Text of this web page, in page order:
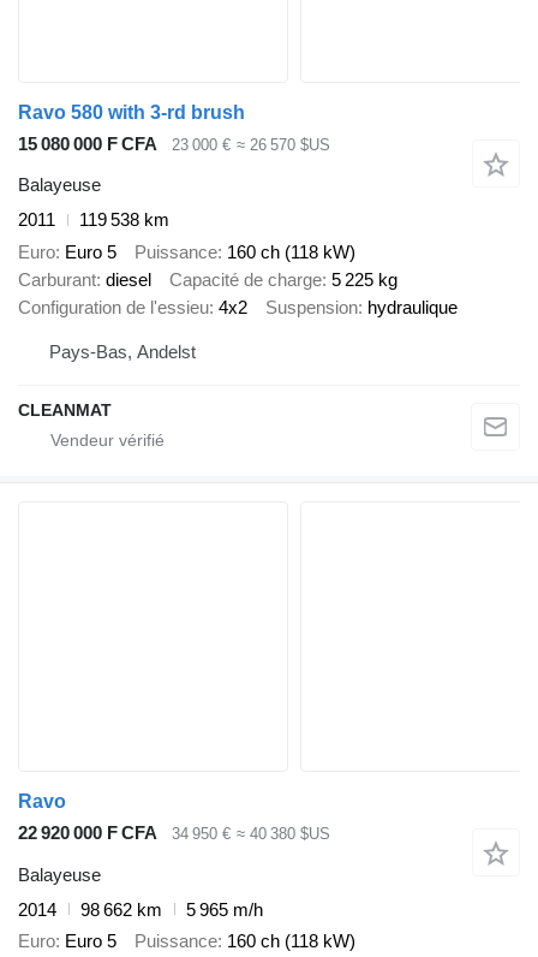
Ravo 580 with 3-rd brush
15 080 000 F CFA
23 000 € ≈ 26 570 $US
Balayeuse
2011
119 538 km
Euro Euro 5 Puissance 160 ch (118 kW)
Carburant diesel Capacité de charge 5 225 kg
Configuration de l'essieu 4x2 Suspension hydraulique
Pays-Bas, Andelst
CLEANMAT
Ravo
22 920 000 F CFA
34 950 € ≈ 40 380 $US
Balayeuse
2014
98 662 km
5 965 m/h
Euro Euro 5 Puissance 160 ch (118 kW)